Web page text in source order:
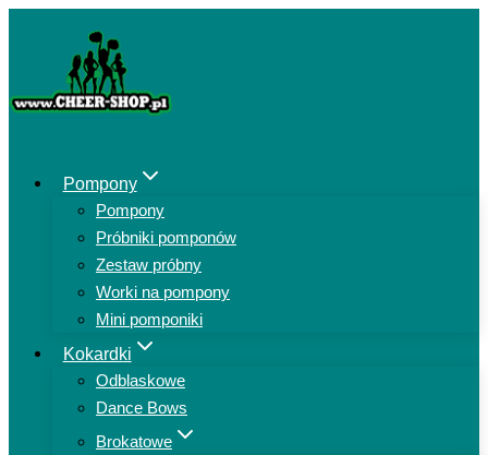
Pompony
Pompony
Próbniki pomponów
Zestaw próbny
Worki na pompony
Mini pomponiki
Kokardki
Odblaskowe
Dance Bows
Brokatowe